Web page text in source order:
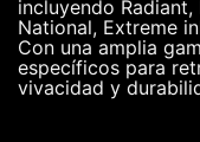
incluyendo
National, Extreme
Con una amplia
específicos para
vivacidad y